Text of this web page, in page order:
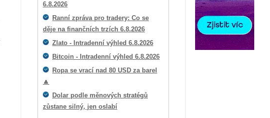
6.8.2026
Ranní zpráva pro tradery: Co se
děje na finančních trzích 6.8.2026
Zlato - Intradenní výhled 6.8.2026
Bitcoin - Intradenní výhled 6.8.2026
Ropa se vrací nad 80 USD za barel
🔼
Dolar podle měnových stratégů
zůstane silný, jen oslabí